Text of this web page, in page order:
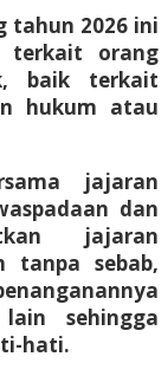
tahun 2026 ini
terkait orang
baik terkait
hukum atau
jajaran
dan
jajaran
tanpa sebab,
sehingga
hati.